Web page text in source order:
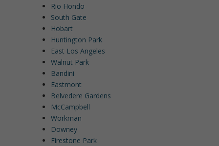
Rio Hondo
South Gate
Hobart
Huntington Park
East Los Angeles
Walnut Park
Bandini
Eastmont
Belvedere Gardens
McCampbell
Workman
Downey
Firestone Park